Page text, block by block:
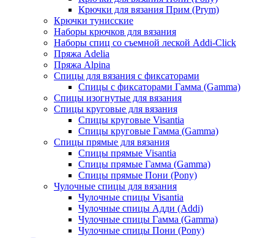
Крючки для вязания Прим (Prym)
Крючки тунисские
Наборы крючков для вязания
Наборы спиц со съемной леской Addi-Click
Пряжа Adelia
Пряжа Alpina
Спицы для вязания с фиксаторами
Спицы с фиксаторами Гамма (Gamma)
Спицы изогнутые для вязания
Спицы круговые для вязания
Спицы круговые Visantia
Спицы круговые Гамма (Gamma)
Спицы прямые для вязания
Спицы прямые Visantia
Спицы прямые Гамма (Gamma)
Спицы прямые Пони (Pony)
Чулочные спицы для вязания
Чулочные спицы Visantia
Чулочные спицы Адди (Addi)
Чулочные спицы Гамма (Gamma)
Чулочные спицы Пони (Pony)